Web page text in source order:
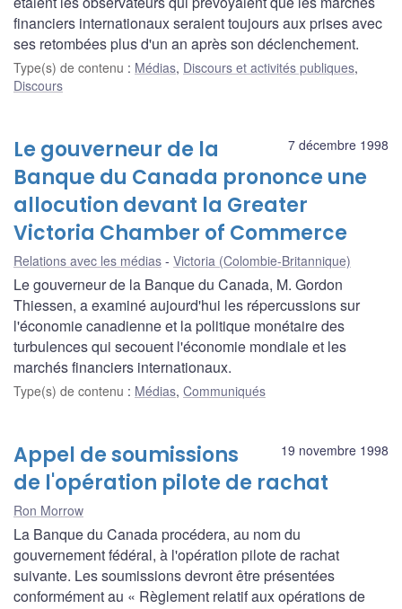
financiers internationaux seraient toujours aux prises avec
ses retombées plus d'un an après son déclenchement.
Type(s) de contenu : Médias, Discours et activités publiques,
Discours
7 décembre 1998
Le gouverneur de la
Banque du Canada prononce une
allocution devant la Greater
Victoria Chamber of Commerce
Relations avec les médias Victoria (Colombie-Britannique)
Le gouverneur de la Banque du Canada, M. Gordon
Thiessen, a examiné aujourd'hui les répercussions sur
l'économie canadienne et la politique monétaire des
turbulences qui secouent l'économie mondiale et les
marchés financiers internationaux.
Type(s) de contenu : Médias, Communiqués
19 novembre 1998
Appel de soumissions
de l'opération pilote de rachat
Ron Morrow
La Banque du Canada procédera, au nom du
gouvernement fédéral, à l'opération pilote de rachat
suivante. Les soumissions devront être présentées
conformément au « Règlement relatif aux opérations de